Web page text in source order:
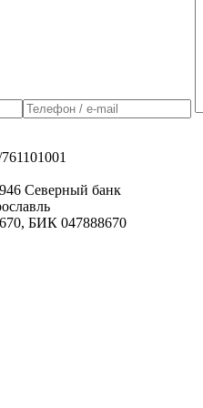
Северный банк
БИК 047888670